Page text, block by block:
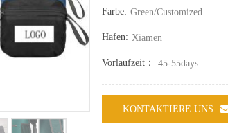
Farbe: Green/Customized
Hafen: Xiamen
Vorlaufzeit： 45-55days
KONTAKTIERE UNS